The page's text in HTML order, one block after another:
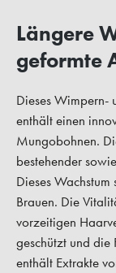
Längere
geformte
Dieses Wimpern-
enthält einen
Mungobohnen.
bestehender
Dieses
Brauen. Die
vorzeitigen
geschützt und
enthält Extrakte